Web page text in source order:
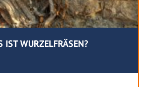
IST WURZELFRÄSEN?